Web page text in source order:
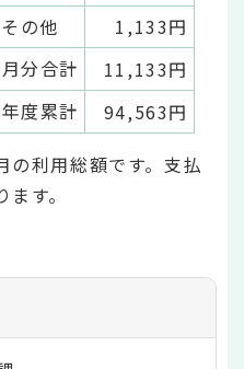
その他
1,133円
分合計
11,133円
度累計
94,563円
利用総額です。支払
す。